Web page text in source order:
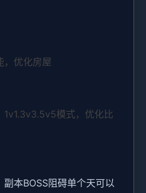
，优化房屋
模式，优化比
本BOSS阻碍单个天可以